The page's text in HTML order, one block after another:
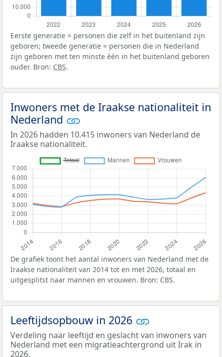
Eerste generatie = personen die zelf in het buitenland zijn
geboren; tweede generatie = personen die in Nederland
zijn geboren met ten minste één in het buitenland geboren
ouder. Bron: CBS.
Inwoners met de Iraakse nationaliteit in
Nederland
In 2026 hadden 10.415 inwoners van Nederland de
Iraakse nationaliteit.
De grafiek toont het aantal inwoners van Nederland met de
Iraakse nationaliteit van 2014 tot en met 2026, totaal en
uitgesplitst naar mannen en vrouwen. Bron: CBS.
Leeftijdsopbouw in 2026
Verdeling naar leeftijd en geslacht van inwoners van
Nederland met een migratieachtergrond uit Irak in
2026.